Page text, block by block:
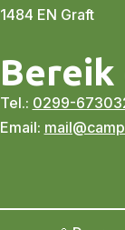
1484 EN Graft
Bereik
Tel.: 0299-
Email: